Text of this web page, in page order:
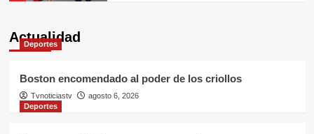
Entretenimiento
Actualidad
Deportes
Boston encomendado al poder de los criollos
Tvnoticiastv
agosto 6, 2026
Deportes